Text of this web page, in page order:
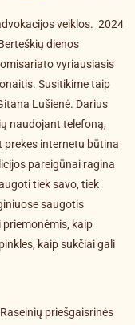
veiklos. 2024
dienos
vyriausiasis
Susitikime taip
Lušienė. Darius
naudojant telefoną,
prekes internetu būtina
pareigūnai ragina
tiek savo, tiek
saugotis
kaip
kaip sukčiai gali
priešgaisrinės